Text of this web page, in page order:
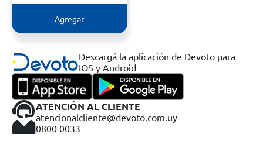
Agregar
Descargá la aplicación de Devoto para
IOS y Android
ATENCIÓN AL CLIENTE
atencionalcliente@devoto.com.uy
0800 0033